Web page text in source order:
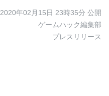
2020年02月15日 23時35分 公開
ゲームハック編集部
プレスリリース